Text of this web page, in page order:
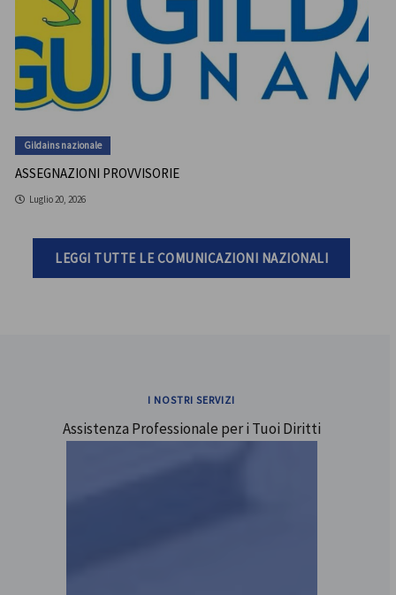
Gildains nazionale
ASSEGNAZIONI PROVVISORIE
Luglio 20, 2026
LEGGI TUTTE LE COMUNICAZIONI NAZIONALI
I NOSTRI SERVIZI
Assistenza Professionale per i Tuoi Diritti